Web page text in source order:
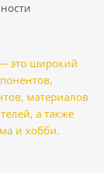
— это широкий
материалов
а также
и хобби.